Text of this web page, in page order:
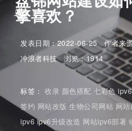
擎喜欢？
发表日期：2022-06-25 作者来
冲浪者科技 浏览：1914
标签： 收录 颜色搭配 七彩色
签约 网站改版 生物公司网站 网
ipv6 ipv6升级改造 网站ipv6部署